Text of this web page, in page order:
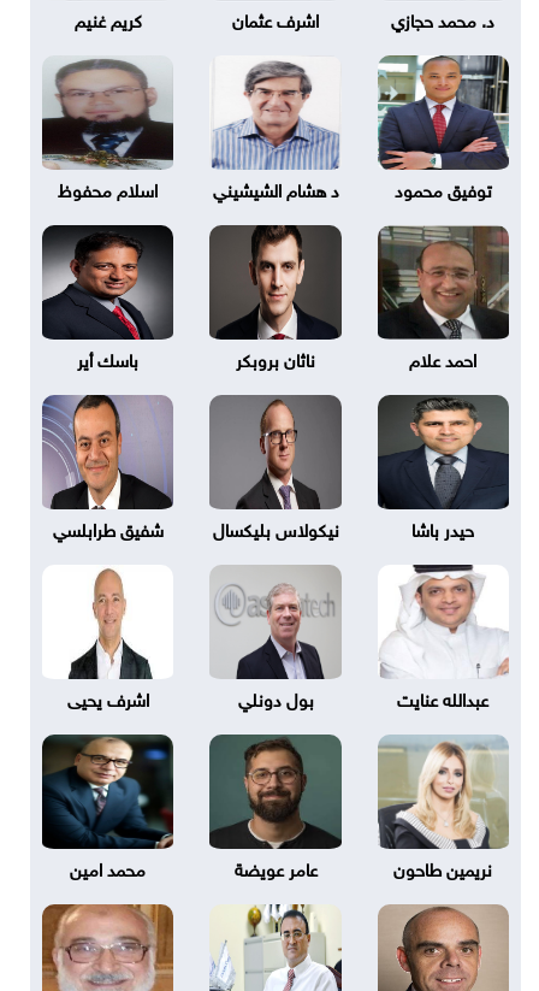
د. محمد حجازي اشرف عثمان كريم غنيم
توفيق محمود د هشام الشيشيني اسلام محفوظ
احمد علام ناثان بروبكر باسك أير
حيدر باشا نيكولاس بليكسال شفيق طرابلسي
عبدالله عنايت بول دونلي اشرف يحيى
نريمين طاحون عامر عويضة محمد امين